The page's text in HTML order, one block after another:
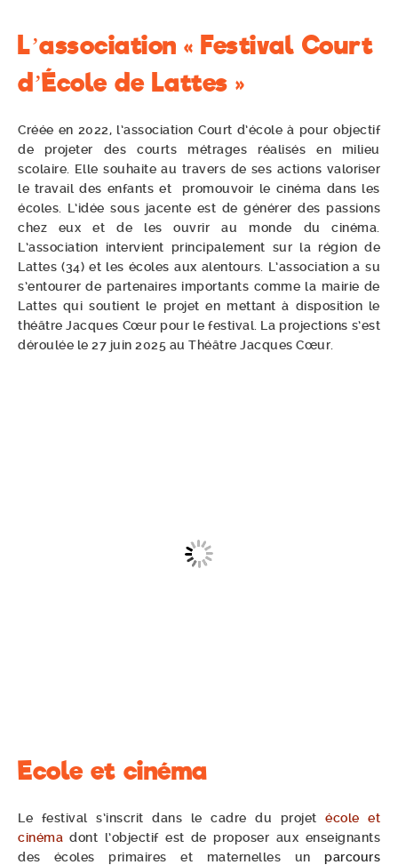
L’association « Festival Court
d’École de Lattes »
Créée en 2022, l’association Court d’école à pour objectif
de projeter des courts métrages réalisés en milieu
scolaire. Elle souhaite au travers de ses actions valoriser
le travail des enfants et promouvoir le cinéma dans les
écoles. L’idée sous jacente est de générer des passions
chez eux et de les ouvrir au monde du cinéma.
L’association intervient principalement sur la région de
Lattes (34) et les écoles aux alentours. L’association a su
s’entourer de partenaires importants comme la mairie de
Lattes qui soutient le projet en mettant à disposition le
théâtre Jacques Cœur pour le festival. La projections s’est
déroulée le 27 juin 2025 au Théâtre Jacques Cœur.
Ecole et cinéma
Le festival s’inscrit dans le cadre du projet école et
cinéma dont l’objectif est de proposer aux enseignants
des écoles primaires et maternelles un parcours